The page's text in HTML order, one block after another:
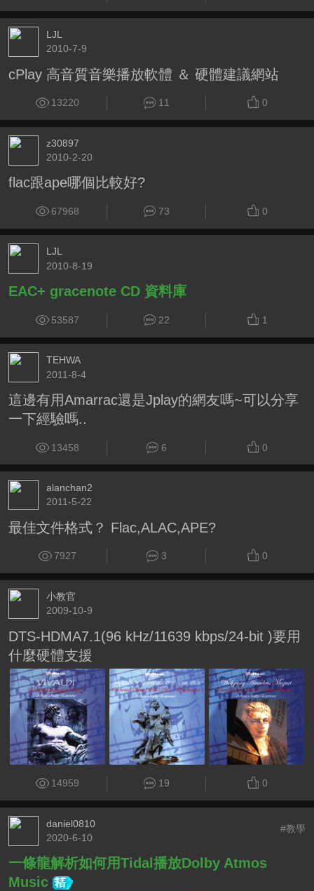
LJL
2010-7-9
cPlay 高音質音樂播放軟體 ＆ 硬體建議網站
13220 11 0
z30897
2010-2-20
flac跟ape哪個比較好?
67968 73 0
LJL
2010-8-19
EAC+ gracenote CD 資料庫
53587 22 1
TEHWA
2011-8-4
這邊有用Amarrac還是Jplay的網友嗎~可以分享
一下經驗嗎..
13458 6 0
alanchan2
2011-5-22
最佳文件格式？ Flac,ALAC,APE?
7927 3 0
小教官
2009-10-9
DTS-HDMA7.1(96 kHz/11639 kbps/24-bit )要用
什麼硬體支援
14959 19 0
daniel0810
2020-6-10
#教學
一條龍解析如何用Tidal播放Dolby Atmos
Music